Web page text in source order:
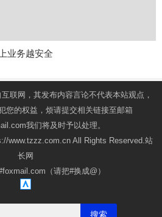
业务越安全
联网，其发布内容言论不代表本站观点，
您的权益，烦请提交相关链接至邮箱
我们将及时予以处理。
www.tzzz.com.cn All Rights Reserved.站
长网
（请把#换成@）
搜索